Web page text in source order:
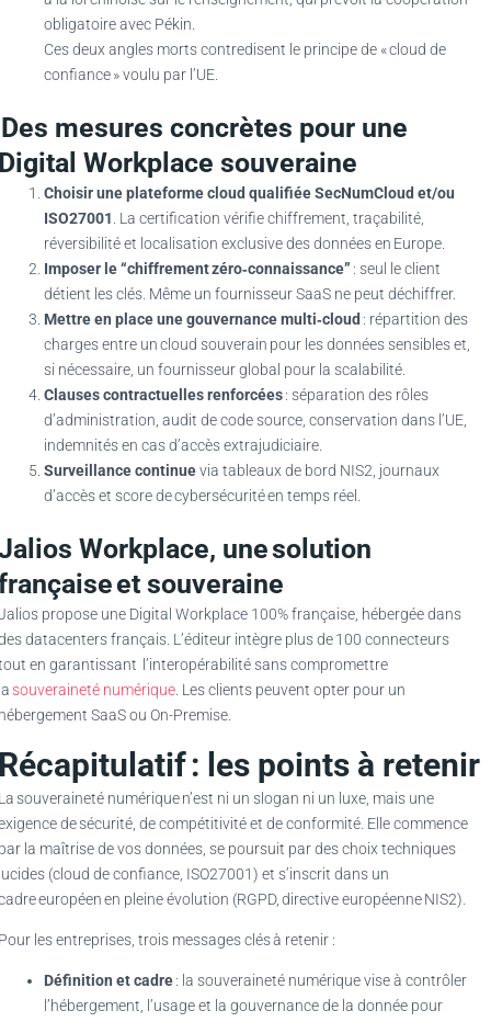
obligatoire avec Pékin.
Ces deux angles morts contredisent le principe de « cloud de
confiance » voulu par l’UE.
mesures concrètes pour une
Workplace souveraine
Choisir une plateforme cloud qualifiée SecNumCloud et/ou
ISO27001 . La certification vérifie chiffrement, traçabilité,
réversibilité et localisation exclusive des données en Europe.
Imposer le “chiffrementzéro‑connaissance” : seul le client
détient les clés. Même un fournisseur SaaS ne peut déchiffrer.
Mettre en place une gouvernance multi‑cloud : répartition des
charges entre un cloud souverain pour les données sensibles et,
si nécessaire, un fournisseur global pour la scalabilité.
Clauses contractuelles renforcées: séparation des rôles
d’administration, audit de code source, conservation dans l’UE,
indemnités en cas d’accès extrajudiciaire.
Surveillance continuevia tableaux de bord NIS2, journaux
d’accès et score de cybersécurité en temps réel.
Workplace, une solution
et souveraine
propose une Digital Workplace 100% française, hébergée dans
datacenters français. L’éditeur intègre plus de 100 connecteurs
en garantissant l’interopérabilité sans compromettre
souveraineté numérique . Les clients peuvent opter pour un
SaaS ou On-Premise.
: les points à retenir
souveraineté numérique n’est ni un slogan ni un luxe, mais une
de sécurité, de compétitivité et de conformité. Elle commence
la maîtrise de vos données, se poursuit par des choix techniques
(cloud de confiance, ISO27001) et s’inscrit dans un
européen en pleine évolution (RGPD, directive européenne NIS2).
les entreprises, trois messages clés à retenir :
Définition et cadre: la souveraineté numérique vise à contrôler
l’hébergement, l’usage et la gouvernance de la donnée pour